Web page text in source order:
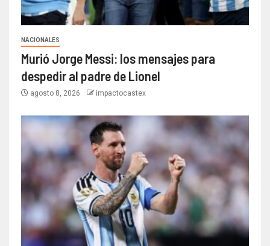
NACIONALES
Murió Jorge Messi: los mensajes para
despedir al padre de Lionel
agosto 8, 2026 impactocastex